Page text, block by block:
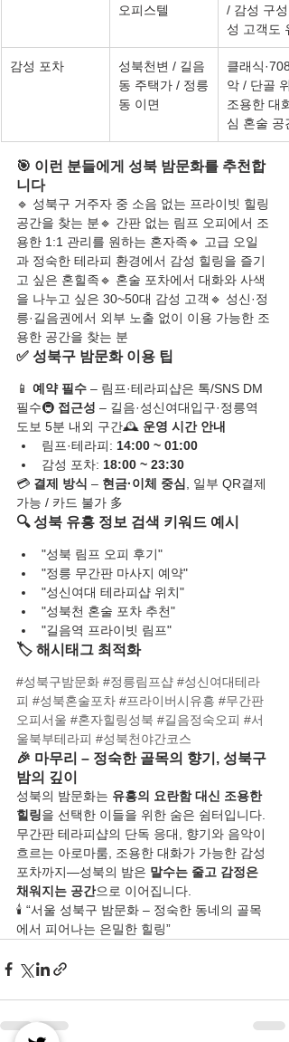
오피스텔
/ 감성 구성
성 고객도
감성 포차
성북천변 / 길음
동 주택가 / 정릉
동 이면
클래식
악 / 단골
조용한 대
심 혼술 공간
🎯 이런 분들에게 성북 밤문화를 추천합
니다
🔹 성북구 거주자 중 소음 없는 프라이빗 힐링
공간을 찾는 분🔹 간판 없는 림프 오피에서 조
용한 1:1 관리를 원하는 혼자족🔹 고급 오일
과 정숙한 테라피 환경에서 감성 힐링을 즐기
고 싶은 혼힐족🔹 혼술 포차에서 대화와 사색
을 나누고 싶은 30~50대 감성 고객🔹 성신·정
릉·길음권에서 외부 노출 없이 이용 가능한 조
용한 공간을 찾는 분
✅ 성북구 밤문화 이용 팁
📱 예약 필수 – 림프·테라피샵은 톡/SNS DM
필수🚇 접근성 – 길음·성신여대입구·정릉역
도보 5분 내외 구간🕰️ 운영 시간 안내
림프·테라피: 14:00 ~ 01:00
감성 포차: 18:00 ~ 23:30
💳 결제 방식 – 현금·이체 중심
, 일부 QR결제
가능 / 카드 불가 多
🔍 성북 유흥 정보 검색 키워드 예시
"성북 림프 오피 후기"
"정릉 무간판 마사지 예약"
"성신여대 테라피샵 위치"
"성북천 혼술 포차 추천"
"길음역 프라이빗 림프"
🏷️ 해시태그 최적화
#성북구밤문화 #정릉림프샵 #성신여대테라
피 #성북혼술포차 #프라이버시유흥 #무간판
오피서울 #혼자힐링성북 #길음정숙오피 #서
울북부테라피 #성북천야간코스
🎉 마무리 – 정숙한 골목의 향기, 성북구
밤의 깊이
성북의 밤문화는 유흥의 요란함 대신 조용한
힐링을 선택한 이들을 위한 숨은 쉼터입니다.
무간판 테라피샵의 단독 응대, 향기와 음악이
흐르는 아로마룸, 조용한 대화가 가능한 감성
포차까지—성북의 밤은 말수는 줄고 감정은
채워지는 공간으로 이어집니다.
🕯️ “서울 성북구 밤문화 – 정숙한 동네의 골목
에서 피어나는 은밀한 힐링”